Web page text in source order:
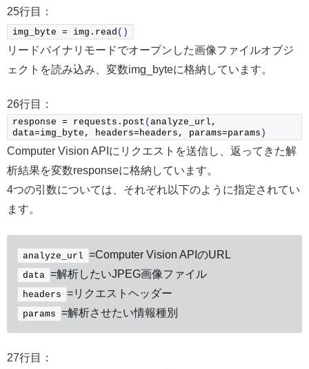
25行目：
img_byte = img. read ()
リードバイナリモードでオープンした画像ファイルオブジ
ェクトを読み込み、変数img_byteに格納しています。
26行目：
response = requests. post ( analyze_url,
data=img_byte, headers=headers, params=params )
Computer Vision APIにリクエストを送信し、返ってきた解
析結果を変数responseに格納しています。
4つの引数については、それぞれ以下のように指定されてい
ます。
analyze_url =Computer Vision APIのURL
data =解析したいJPEG画像ファイル
headers =リクエストヘッダー
params =解析させたい情報種別
27行目：